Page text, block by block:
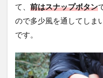
て、 前はスナップボタン
ので多少風を通してしま
です。